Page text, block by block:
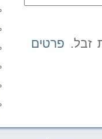
פרטים